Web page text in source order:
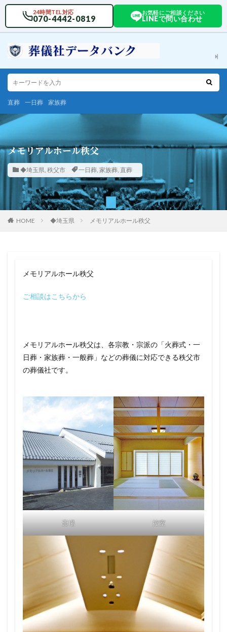
24時間TEL対応
070-4442-0819
お気軽にご相談ください
LINEで問い合わせ
直葬 一日葬 家族葬
メモリアルホール秩父
◆埼玉県, 秩父市 一日葬, 家族葬, 直葬
HOME ◆埼玉県 メモリアルホール秩父
メモリアルホール秩父
ご相談はこちらから
メモリアルホール秩父は、各宗教・宗派の「火葬式・一
日葬・家族葬・一般葬」などの葬儀に対応できる秩父市
の葬儀社です。
斎場 控室